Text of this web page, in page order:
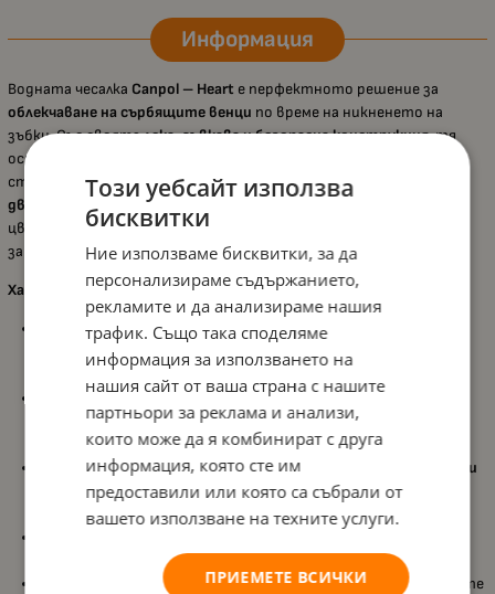
Информация
Водната чесалка Canpol – Heart е перфектното решение за
облекчаване на сърбящите венци по време на никненето на
зъбки. Със свояталека, гъвкава и безопасна конструкция, тя
осигурява комфорт и успокояващ ефект, като същевременно
стимулирасетивното развитие икоординацията на
движенията при бебето. Нейният нежен дизайн и приятни
цветове превръщат масажа на венците в приятно и полезно
занимание.
Характеристики:
Мека и гъвкава структура: Изработена от безопасен,
висококачествен материал, който лесно се адаптира към
устата на бебето и осигурява
Сензорно стимулиране:Разнообразнитеформи и цветове
подпомагат зрително-моторната координация и
стимулират любопитството на детето;
Лека и удобна за хващане:Проектирана така, че да се
държи
от малките ръчички, като насърчава
самостоятелната игра;
употреба за допълнително облекчение на венците;
Подходяща за деца от 0 месеца+:Безопасна още от първите
Този уебсайт използва
бисквитки
Ние използваме бисквитки, за да
персонализираме съдържанието,
рекламите и да анализираме нашия
трафик. Също така споделяме
информация за използването на
нашия сайт от ваша страна с нашите
партньори за реклама и анализи,
които може да я комбинират с друга
информация, която сте им
предоставили или която са събрали от
вашето използване на техните услуги.
ПРИЕМЕТЕ ВСИЧКИ